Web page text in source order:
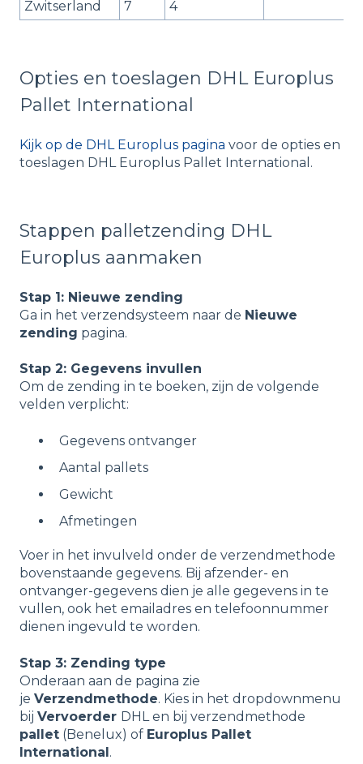
Zwitserland 7 4
Opties en toeslagen DHL Europlus
Pallet International
Kijk op de DHL Europlus pagina voor de opties en
toeslagen DHL Europlus Pallet International.
Stappen palletzending DHL
Europlus aanmaken
Stap 1: Nieuwe zending
Ga in het verzendsysteem naar de Nieuwe
zending pagina.
Stap 2: Gegevens invullen
Om de zending in te boeken, zijn de volgende
velden verplicht:
Gegevens ontvanger
Aantal pallets
Gewicht
Afmetingen
Voer in het invulveld onder de verzendmethode
bovenstaande gegevens. Bij afzender- en
ontvanger-gegevens dien je alle gegevens in te
vullen, ook het emailadres en telefoonnummer
dienen ingevuld te worden.
Stap 3: Zending type
Onderaan aan de pagina zie
je Verzendmethode. Kies in het dropdownmenu
bij Vervoerder DHL en bij verzendmethode
pallet (Benelux) of Europlus Pallet
International.